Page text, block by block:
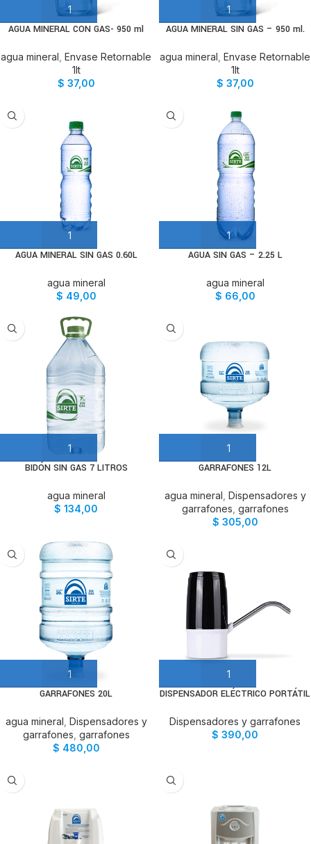
AGUA MINERAL CON GAS- 950 ml
agua mineral Envase Retornable
1lt
$ 37,00
AGUA MINERAL SIN GAS – 950 ml.
agua mineral Envase Retornable
1lt
$ 37,00
AGUA MINERAL SIN GAS 0.60L
agua mineral
$ 49,00
AGUA SIN GAS – 2.25 L
agua mineral
$ 66,00
BIDÓN SIN GAS 7 LITROS
agua mineral
$ 134,00
GARRAFONES 12L
agua mineral Dispensadores y
garrafones garrafones
$ 305,00
GARRAFONES 20L
agua mineral Dispensadores y
garrafones garrafones
$ 480,00
DISPENSADOR ELÉCTRICO PORTÁTIL
Dispensadores y garrafones
$ 390,00